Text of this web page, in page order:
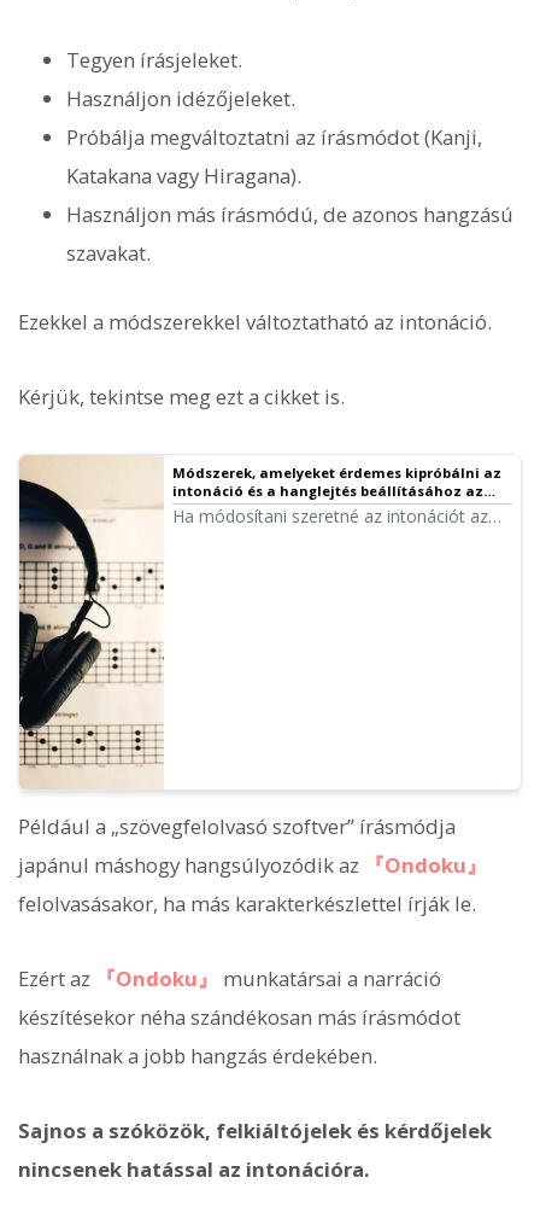
Tegyen írásjeleket.
Használjon idézőjeleket.
Próbálja megváltoztatni az írásmódot (Kanji,
Katakana vagy Hiragana).
Használjon más írásmódú, de azonos hangzású
szavakat.
Ezekkel a módszerekkel változtatható az intonáció.
Kérjük, tekintse meg ezt a cikket is.
Módszerek, amelyeket érdemes kipróbálni az
intonáció és a hanglejtés beállításához az
Ondoku-ban
Ha módosítani szeretné az intonációt az
Például a „szövegfelolvasó szoftver” írásmódja
japánul máshogy hangsúlyozódik az
『Ondoku』
felolvasásakor, ha más karakterkészlettel írják le.
Ezért az 『Ondoku』
munkatársai a narráció
készítésekor néha szándékosan más írásmódot
használnak a jobb hangzás érdekében.
Sajnos a szóközök, felkiáltójelek és kérdőjelek
nincsenek hatással az intonációra.